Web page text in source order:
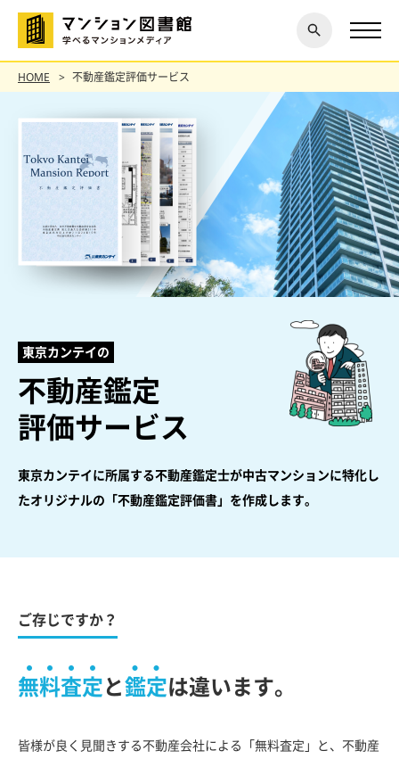
探す
閉じ
る
HOME 不動産鑑定評価サービス
東京カンテイの
不動産鑑定
評価サービス
東京カンテイに所属する不動産鑑定士が中古マンションに特化し
たオリジナルの「不動産鑑定評価書」を作成します。
ご存じですか？
無料査定と鑑定は違います。
皆様が良く見聞きする不動産会社による「無料査定」と、不動産